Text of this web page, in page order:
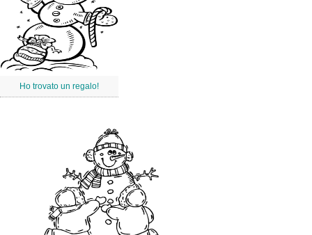
Ho trovato un regalo!